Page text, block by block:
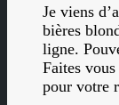
Je viens
bières
ligne.
Faites
pour votre